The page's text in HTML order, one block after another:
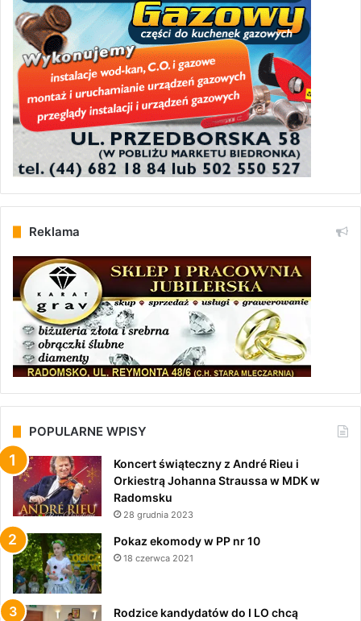
Reklama
POPULARNE WPISY
Koncert świąteczny z André Rieu i
Orkiestrą Johanna Straussa w MDK w
Radomsku
28 grudnia 2023
Pokaz ekomody w PP nr 10
18 czerwca 2021
Rodzice kandydatów do I LO chcą